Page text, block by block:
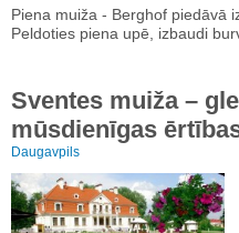
Piena muiža - Berghof piedāvā
Peldoties piena upē, izbaudi
Sventes muiža –
mūsdienīgas
Daugavpils